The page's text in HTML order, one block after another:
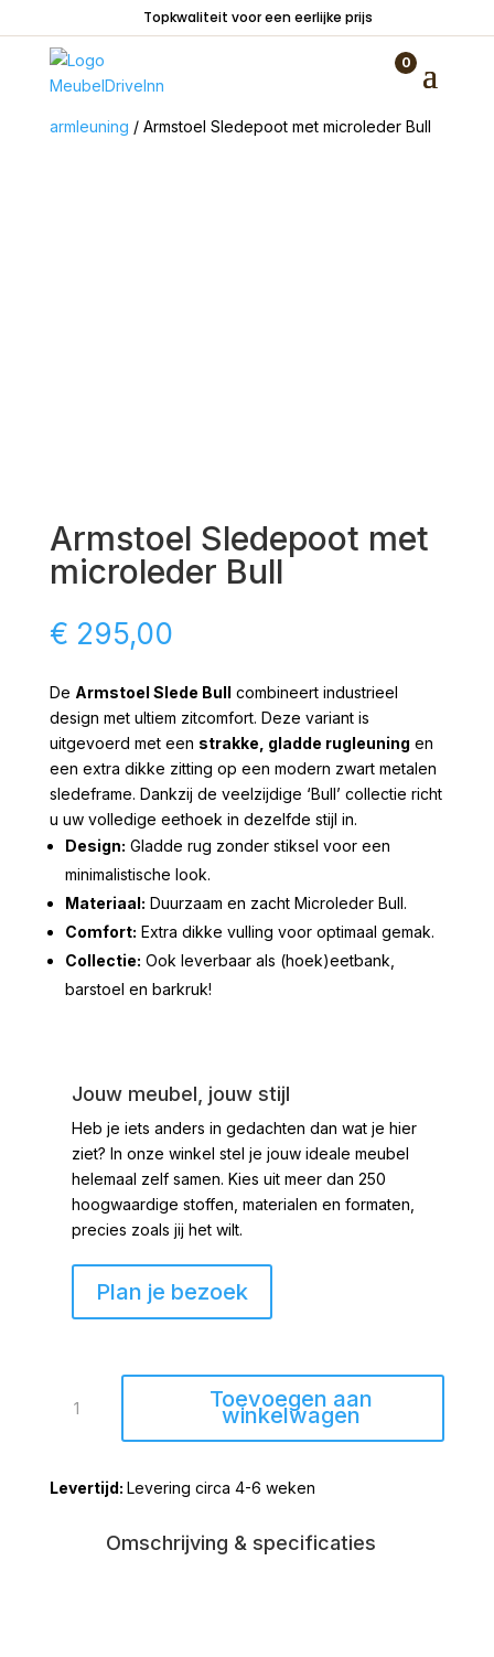
Topkwaliteit voor een eerlijke prijs
0
armleuning / Armstoel Sledepoot met microleder Bull
Armstoel Sledepoot met
microleder Bull
€ 295,00
De Armstoel Slede Bull combineert industrieel
design met ultiem zitcomfort. Deze variant is
uitgevoerd met een strakke, gladde rugleuning en
een extra dikke zitting op een modern zwart metalen
sledeframe. Dankzij de veelzijdige ‘Bull’ collectie richt
u uw volledige eethoek in dezelfde stijl in.
Design: Gladde rug zonder stiksel voor een
minimalistische look.
Materiaal: Duurzaam en zacht Microleder Bull.
Comfort: Extra dikke vulling voor optimaal gemak.
Collectie: Ook leverbaar als (hoek)eetbank,
barstoel en barkruk!
Jouw meubel, jouw stijl
Heb je iets anders in gedachten dan wat je hier
ziet? In onze winkel stel je jouw ideale meubel
helemaal zelf samen. Kies uit meer dan 250
hoogwaardige stoffen, materialen en formaten,
precies zoals jij het wilt.
Plan je bezoek
Sledepoot
Bull
Toevoegen aan
winkelwagen
Levering circa 4-6 weken
Omschrijving & specificaties